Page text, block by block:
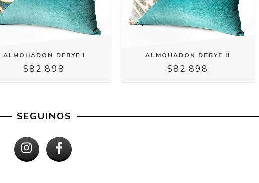
ALMOHADON DEBYE I
$82.898
ALMOHADON DEBYE II
$82.898
SEGUINOS